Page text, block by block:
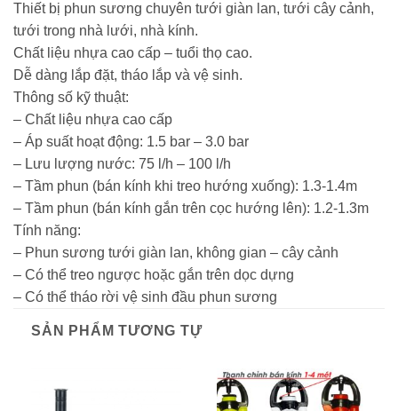
Thiết bị phun sương chuyên tưới giàn lan, tưới cây cảnh,
tưới trong nhà lưới, nhà kính.
Chất liệu nhựa cao cấp – tuổi thọ cao.
Dễ dàng lắp đặt, tháo lắp và vệ sinh.
Thông số kỹ thuật:
– Chất liệu nhựa cao cấp
– Áp suất hoạt động: 1.5 bar – 3.0 bar
– Lưu lượng nước: 75 l/h – 100 l/h
– Tầm phun (bán kính khi treo hướng xuống): 1.3-1.4m
– Tầm phun (bán kính gắn trên cọc hướng lên): 1.2-1.3m
Tính năng:
– Phun sương tưới giàn lan, không gian – cây cảnh
– Có thể treo ngược hoặc gắn trên dọc dựng
– Có thể tháo rời vệ sinh đầu phun sương
SẢN PHẨM TƯƠNG TỰ